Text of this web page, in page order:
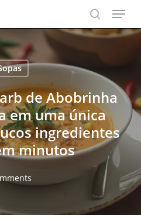
search
Menu
de Abobrinha
em uma única
ingredientes
minutos